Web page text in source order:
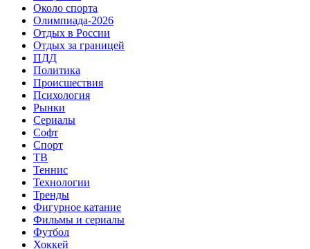
Около спорта
Олимпиада-2026
Отдых в России
Отдых за границей
ПДД
Политика
Происшествия
Психология
Рынки
Сериалы
Софт
Спорт
ТВ
Теннис
Технологии
Тренды
Фигурное катание
Фильмы и сериалы
Футбол
Хоккей